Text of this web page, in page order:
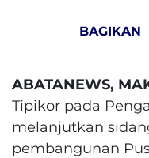
BAGIKAN
ABATANEWS,
Tipikor pada
melanjutkan
pembangunan